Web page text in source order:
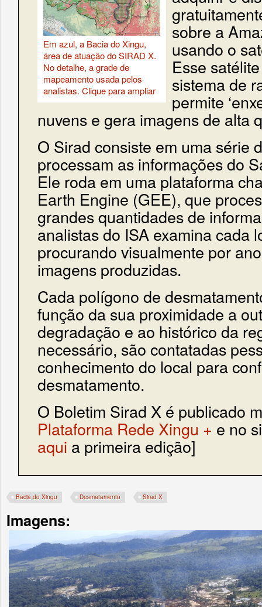
Em azul, a Bacia do Xingu,
área de atuação do SIRAD X.
No detalhe, a grade de
mapeamento usada pelos
analistas. Clique para ampliar
sobre a
usando o
Esse
sistema de
permite
nuvens e gera imagens de alta
O Sirad consiste em uma série
processam as informações do
Ele roda em uma plataforma
Earth Engine (GEE), que
grandes quantidades de
analistas do ISA examina cada
procurando visualmente por
imagens produzidas.
Cada polígono de
função da sua proximidade a
degradação e ao histórico da
necessário, são contatadas
conhecimento do local para
desmatamento.
O Boletim Sirad X é publicado
Plataforma Rede Xingu + e no
aqui a primeira edição]
Bacia do Xingu Desmatamento Sirad X
Imagens: